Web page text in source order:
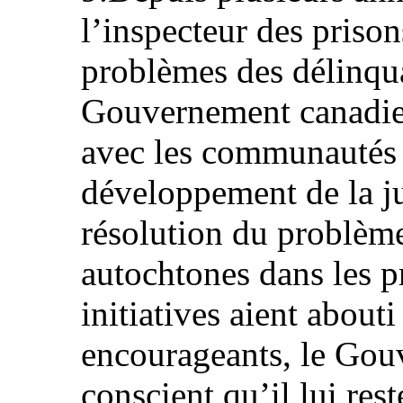
l’inspecteur des
problèmes des
Gouvernement
avec les
développement de la
résolution du
autochtones dans les
initiatives aient abouti
encourageants, le
conscient qu’il lui